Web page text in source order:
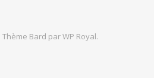
Thème Bard parWP Royal.